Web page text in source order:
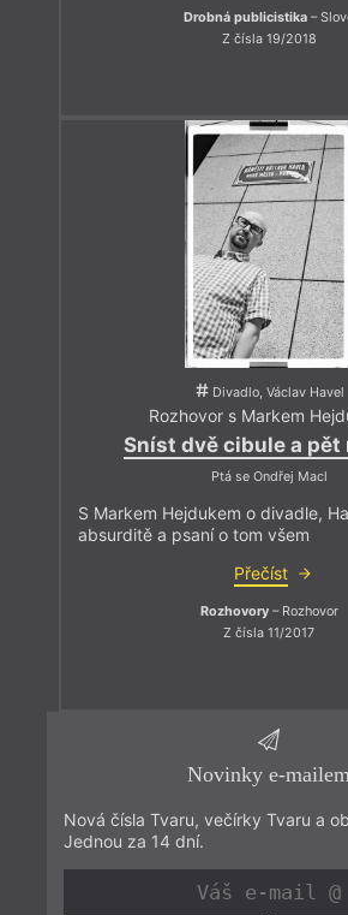
Drobná publicistika –
Z čísla 19/2018
Divadlo, Václav Havel
Rozhovor s Markem
Sníst dvě cibule a pět
Ptá se Ondřej Macl
S Markem Hejdukem o divadle,
absurditě a psaní o tom všem
Přečíst
Rozhovory– Rozhovor
Z čísla 11/2017
Novinky e-mailem
Nová čísla Tvaru, večírky Tvaru a
Jednou za 14 dní.